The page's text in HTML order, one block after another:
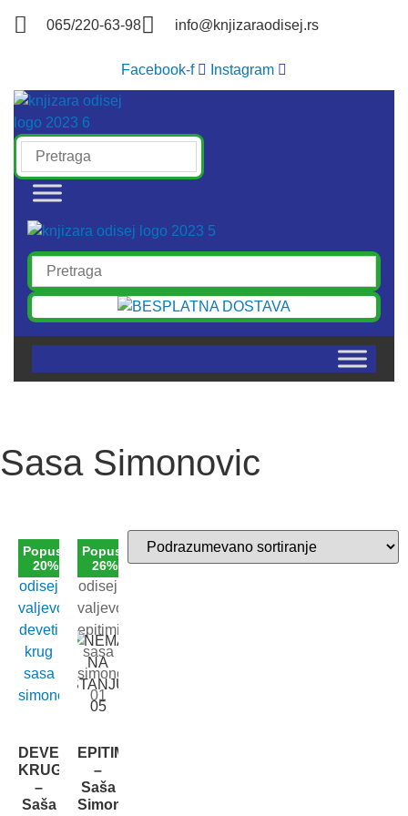
065/220-63-98 info@knjizaraodisej.rs
Facebook-f Instagram
Sasa Simonovic
Popust
20%
DEVETI
KRUG
–
Saša
Popust
26%
EPITIMIJA
–
Saša
Simonović